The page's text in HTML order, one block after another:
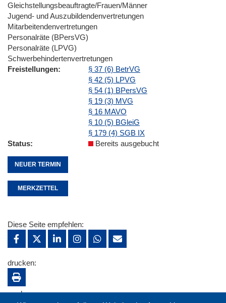
Gleichstellungsbeauftragte/Frauen/Männer
Jugend- und Auszubildendenvertretungen
Mitarbeitendenvertretungen
Personalräte (BPersVG)
Personalräte (LPVG)
Schwerbehindertenvertretungen
Freistellungen
§ 37 (6) BetrVG
§ 42 (5) LPVG
§ 54 (1) BPersVG
§ 19 (3) MVG
§ 16 MAVO
§ 10 (5) BGleiG
§ 179 (4) SGB IX
Status
Bereits ausgebucht
NEUER TERMIN
MERKZETTEL
Diese Seite empfehlen:
drucken:
merken: